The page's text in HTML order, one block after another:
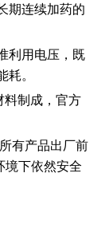
期连续加药的
利用电压，既
。
料制成，官方
所有产品出厂前
境下依然安全